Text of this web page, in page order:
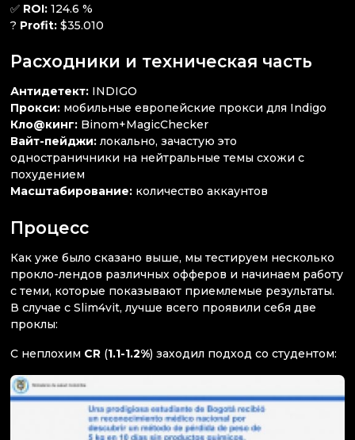
✅ ROI: 124.6 %
? Profit: $35.010
Расходники и техническая часть
Антидетект: INDIGO
Прокси: мобильные европейские прокси для Indigo
Кло@кинг: Binom+MagicChecker
Вайт-пейджи: локально, зачастую это
одностраничники на нейтральные темы схожи с
похудением
Масштабирование: количество аккаунтов
Процесс
Как уже было сказано выше, мы тестируем несколько
прокло-лендов различных офферов и начинаем работу
с теми, которые показывают приемлемые результаты.
В случае с Slim4vit, лучше всего проявили себя две
проклы:
С неплохим CR (1.1-1.2%) заходил подход со студентом: